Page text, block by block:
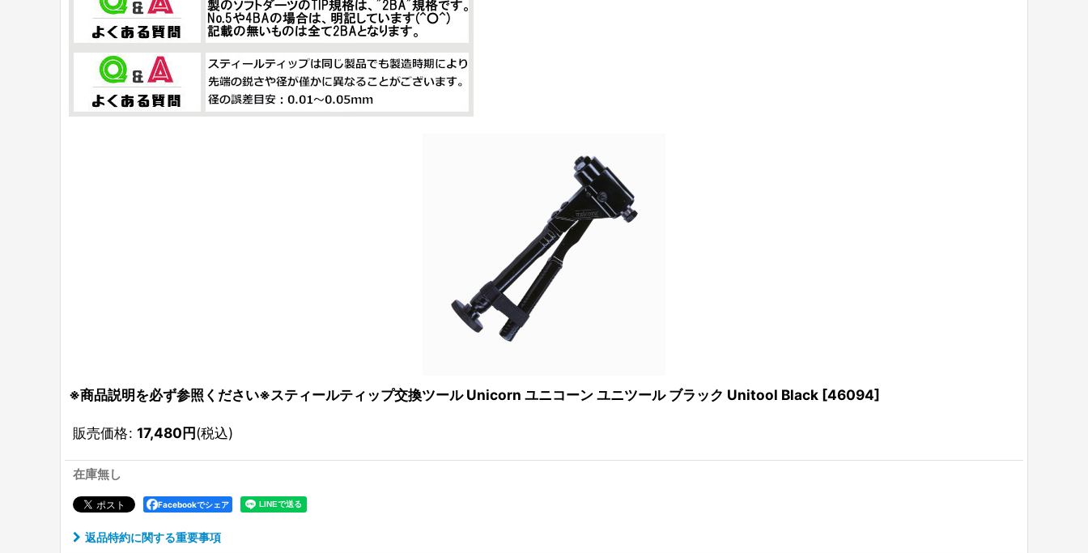
※商品説明を必ず参照ください※スティールティップ交換ツール Unicorn ユニコーン ユニツール ブラック Unitool Black [46094]
販売価格: 17,480円(税込)
在庫無し
Facebookでシェア
返品特約に関する重要事項